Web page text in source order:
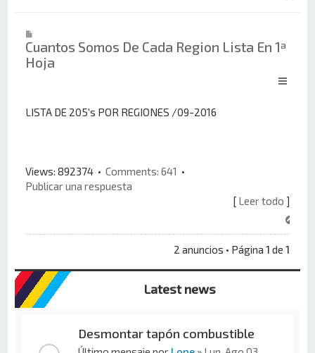
Cuantos Somos De Cada Region Lista En 1ª
Hoja
LISTA DE 205's POR REGIONES /09-2016
Views: 892374 •Comments: 641 •
Publicar una respuesta
[ Leer todo ]
2 anuncios • Página 1 de 1
Latest news
Desmontar tapón combustible